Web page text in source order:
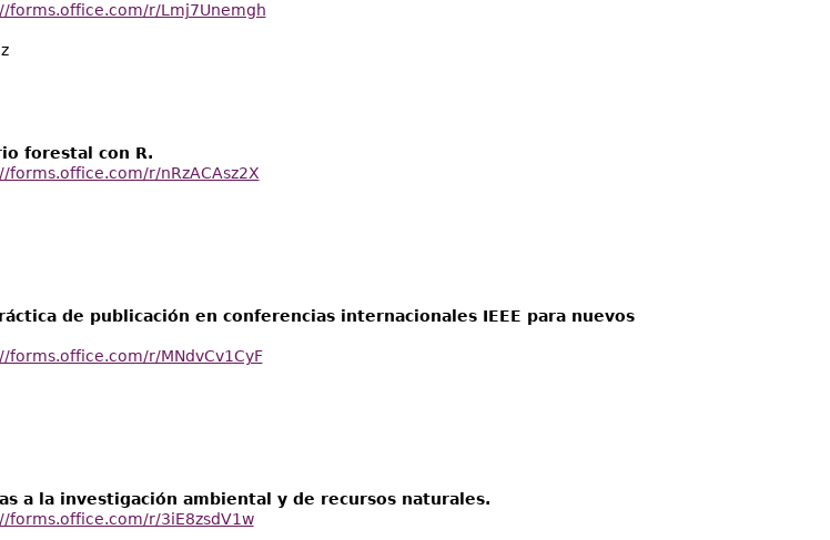
forms.office.com/r/Lmj7Unemgh
forestal con R.
forms.office.com/r/nRzACAsz2X
de publicación en conferencias internacionales IEEE para nuevos
forms.office.com/r/MNdvCv1CyF
a la investigación ambiental y de recursos naturales.
forms.office.com/r/3iE8zsdV1w